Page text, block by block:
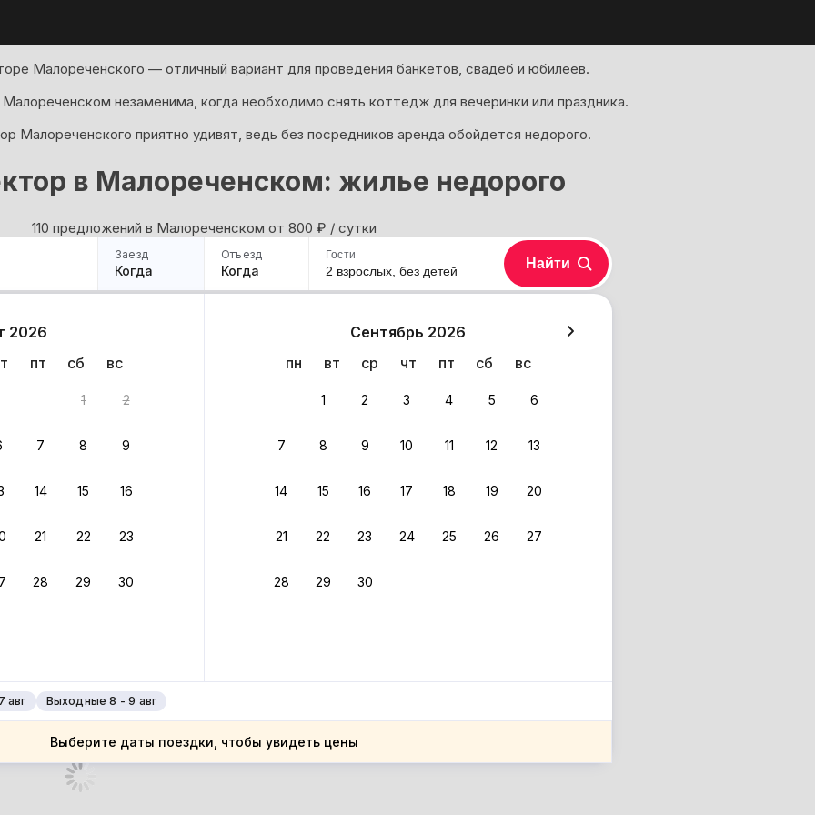
Малореченского — отличный вариант для проведения банкетов, свадеб и юбилеев.
незаменима, когда необходимо снять коттедж для вечеринки или праздника.
Малореченского приятно удивят, ведь без посредников аренда обойдется недорого.
в Малореченском: жилье недорого
110 предложений в Малореченском oт 800 ₽ / сутки
Заезд
Когда
Отъезд
Когда
2026
пт сб вс
1 2
7 8 9
14 15 16
21 22 23
28 29 30
Сентябрь 2026
пн
вт ср чт пт сб вс
1 2 3 4 5 6
7 8 9 10 11 12 13
14 15 16 17 18 19 20
21 22 23 24 25 26 27
28 29 30
авг Выходные 8 - 9 авг
Выберите даты поездки, чтобы увидеть цены
Гости
2 взрослых, без детей Найти
4%